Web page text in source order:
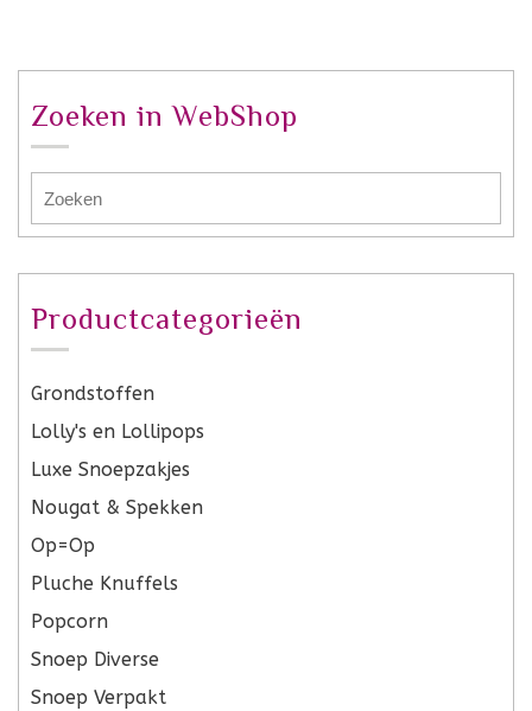
Zoeken in WebShop
Productcategorieën
Grondstoffen
Lolly's en Lollipops
Luxe Snoepzakjes
Nougat & Spekken
Op=Op
Pluche Knuffels
Popcorn
Snoep Diverse
Snoep Verpakt